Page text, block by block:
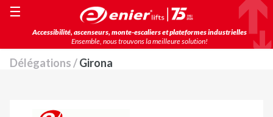
Accessibilité, ascenseurs, monte-escaliers et plateformes industrielles
Ensemble, nous trouvons la meilleure solution!
☰
Délégations /Girona